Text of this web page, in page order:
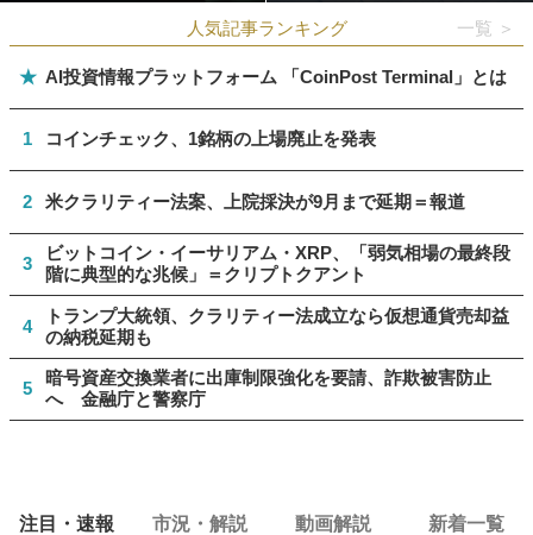
人気記事ランキング 一覧 ＞
★ AI投資情報プラットフォーム 「CoinPost Terminal」とは
1 コインチェック、1銘柄の上場廃止を発表
2 米クラリティー法案、上院採決が9月まで延期＝報道
3
ビットコイン・イーサリアム・XRP、「弱気相場の最終段
階に典型的な兆候」＝クリプトクアント
4
トランプ大統領、クラリティー法成立なら仮想通貨売却益
の納税延期も
5
暗号資産交換業者に出庫制限強化を要請、詐欺被害防止
へ 金融庁と警察庁
注目・速報 市況・解説 動画解説 新着一覧